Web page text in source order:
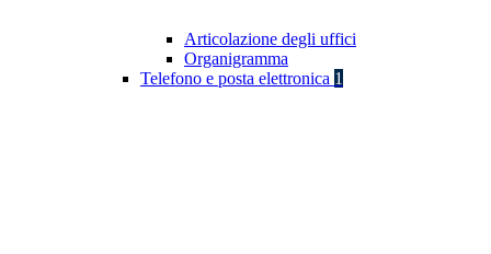
Articolazione degli uffici
Organigramma
Telefono e posta elettronica 1